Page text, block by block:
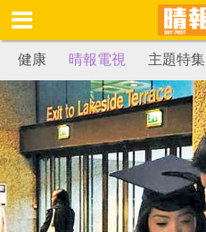
健康 晴報電視 主題特集